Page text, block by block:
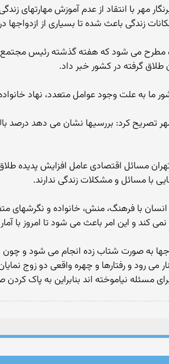
مهر با انتقاد از عدم آموزش
زندگی باعث شده تا بسیاری از
مطرح می شود که هفته گذشته رئیس
ما به علت وجود عوامل متعدد، نهاد
تصریح کرد: بررسیها نشان می دهد درصد
مسائل اقتصادی عامل افزایش پدیده
با مسائل و مشکلات زندگی ندارند.
با فرهنگ، منش، خانواده و نگرشهای
کند و این امر باعث می شود تا امروز با
به صورت شتاب زده انجام می شود و چون
می رود و رفتارها و چهره واقعی دو زوج
مسئله نیاموخته اند بنابراین به پاک